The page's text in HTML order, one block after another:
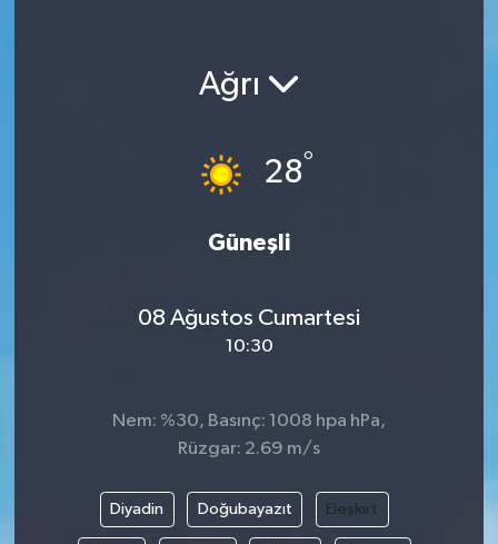
Ağrı
28°
Güneşli
08 Ağustos Cumartesi
10:30
Nem: %30, Basınç: 1008 hpa hPa,
Rüzgar: 2.69 m/s
Diyadin Doğubayazıt Eleşkirt